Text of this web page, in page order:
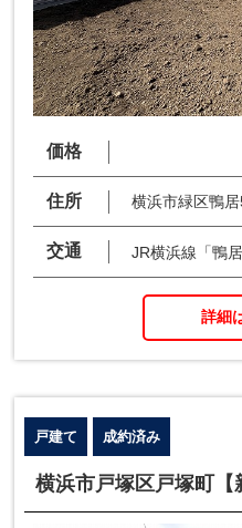
価格
住所 横浜市緑区鴨居
交通 JR横浜線「鴨
詳細
戸建て 成約済み
横浜市戸塚区戸塚町【